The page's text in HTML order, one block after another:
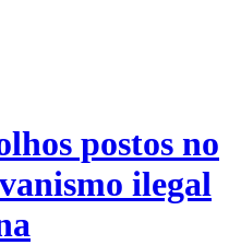
postos no
ilegal